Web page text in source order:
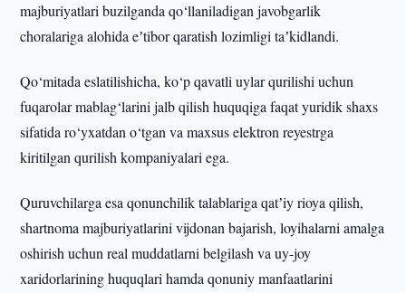
majburiyatlari buzilganda qo‘llaniladigan javobgarlik
choralariga alohida eʼtibor qaratish lozimligi taʼkidlandi.
Qo‘mitada eslatilishicha, ko‘p qavatli uylar qurilishi uchun
fuqarolar mablag‘larini jalb qilish huquqiga faqat yuridik shaxs
sifatida ro‘yxatdan o‘tgan va maxsus elektron reyestrga
kiritilgan qurilish kompaniyalari ega.
Quruvchilarga esa qonunchilik talablariga qatʼiy rioya qilish,
shartnoma majburiyatlarini vijdonan bajarish, loyihalarni amalga
oshirish uchun real muddatlarni belgilash va uy-joy
xaridorlarining huquqlari hamda qonuniy manfaatlarini